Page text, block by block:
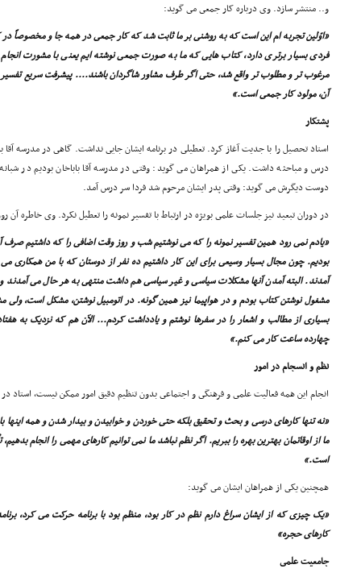
و.. منتشر سازد. وى درباره کار جمعى مى گوید:
«اوّلین تجربه ام این است که به روشنى بر ما ثابت شد که کار جمعى در همه جا و مخصوصاً در
فردى بسیار برترى دارد، کتاب هایى که ما به صورت جمعى نوشته ایم یعنى با مشورت
مرغوب تر و مطلوب تر واقع شد، حتى اگر طرف مشاور شاگردان باشند.... پیشرفت سریع تفسیر
آن، مولود کار جمعى است.»
پشتکار
استاد تحصیل را با جدیت آغاز کرد. تعطیلى در برنامه ایشان جایى نداشت. گاهى در مدرسه
درس و مباحثه داشت. یکى از همراهان مى گوید: وقتى در مدرسه آقا باباخان بودیم در
دوست دیگرش مى گوید: وقتى پدر ایشان مرحوم شد فردا سر درس آمد.
در دوران تبعید نیز جلسات علمى بویژه در ارتباط با تفسیر نمونه را تعطیل نکرد. وى خاطره آن
«یادم نمى رود همین تفسیر نمونه را که مى نوشتیم شب و روز وقت اضافى را که داشتیم صرف
بودیم. چون مجال بسیار وسیعى براى این کار داشتیم ده نفر از دوستان که با من همکارى
آمدند. البته آمدن آنها مشکلات سیاسى و غیر سیاسى هم داشت منتهى به هر حال مى آمدند و
مشغول نوشتن کتاب بودم و در هواپیما نیز همین گونه. در اتومبیل نوشتن، مشکل است،
بسیارى از مطالب و اشعار را در سفرها نوشتم و یادداشت کردم... الآن هم که نزدیک به
چهارده ساعت کار مى کنم.»
نظم و انسجام در امور
انجام این همه فعالیت علمى و فرهنگى و اجتماعى بدون تنظیم دقیق امور ممکن نیست، استاد در
«نه تنها کارهاى درسى و بحث و تحقیق بلکه حتى خوردن و خوابیدن و بیدار شدن و همه
ما از اوقاتمان بهترین بهره را ببریم. اگر نظم نباشد ما نمى توانیم کارهاى مهمى را انجام
است.»
همچنین یکى از همراهان ایشان مى گوید:
«یک چیزى که از ایشان سراغ دارم نظم در کار بود، منظم بود با برنامه حرکت مى کرد،
کارهاى حجره»
جامعیت علمى